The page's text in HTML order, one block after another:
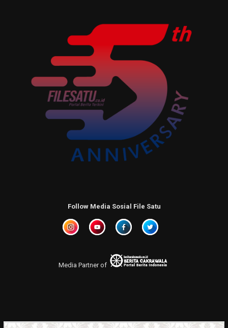
Follow Media Sosial File Satu
Media Partner of